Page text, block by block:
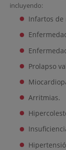
incluyendo:
Infartos de
Prolapso
Arritmias.